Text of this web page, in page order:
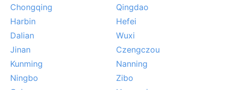
Chongqing
Qingdao
Harbin
Hefei
Dalian
Wuxi
Jinan
Czengczou
Kunming
Nanning
Ningbo
Zibo